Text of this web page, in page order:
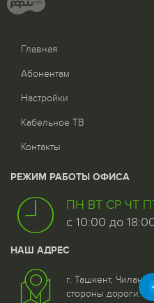
Главная
Абонентам
Настройки
Кабельное ТВ
Контакты
РЕЖИМ РАБОТЫ ОФИСА
ПН ВТ СР ЧТ
с 10:00 до
НАШ АДРЕС
г. Ташкент,
стороны дороги.